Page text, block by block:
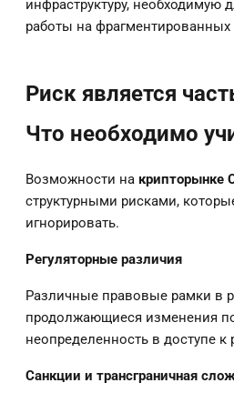
инфраструктуру, необходимую
работы на фрагментированных
Риск является
Что необходимо
Возможности на крипторынке
структурными рисками,
игнорировать.
Регуляторные различия
Различные правовые рамки в
продолжающиеся изменения
неопределенность в доступе к
Санкции и трансграничная